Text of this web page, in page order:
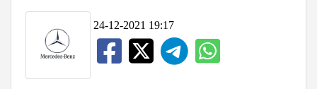
24-12-2021 19:17